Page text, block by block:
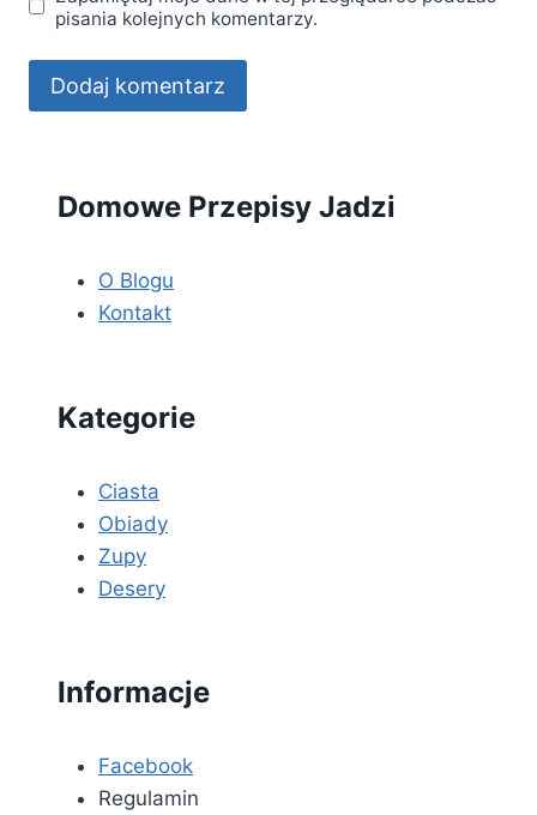
pisania kolejnych komentarzy.
Domowe Przepisy Jadzi
O Blogu
Kontakt
Kategorie
Ciasta
Obiady
Zupy
Desery
Informacje
Facebook
Regulamin